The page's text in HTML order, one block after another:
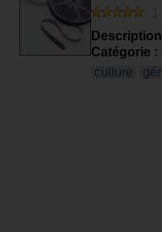
Catégorie :
culture